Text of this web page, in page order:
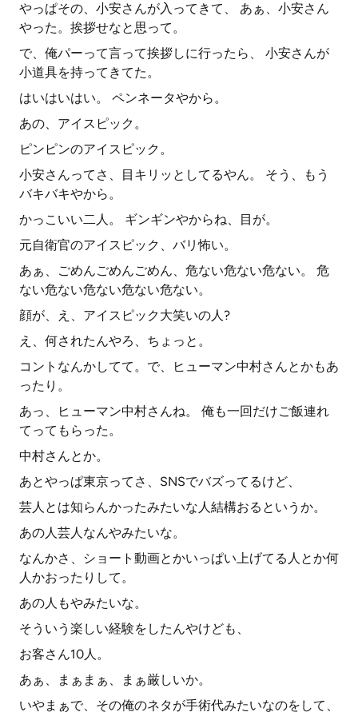
やっぱその、小安さんが入ってきて、 あぁ、小安さん
やった。挨拶せなと思って。
で、俺パーって言って挨拶しに行ったら、 小安さんが
小道具を持ってきてた。
はいはいはい。 ペンネータやから。
あの、アイスピック。
ピンピンのアイスピック。
小安さんってさ、目キリッとしてるやん。 そう、もう
バキバキやから。
かっこいい二人。 ギンギンやからね、目が。
元自衛官のアイスピック、バリ怖い。
あぁ、ごめんごめんごめん、危ない危ない危ない。 危
ない危ない危ない危ない危ない。
顔が、え、アイスピック大笑いの人?
え、何されたんやろ、ちょっと。
コントなんかしてて。で、ヒューマン中村さんとかもあ
ったり。
あっ、ヒューマン中村さんね。 俺も一回だけご飯連れ
てってもらった。
中村さんとか。
あとやっぱ東京ってさ、SNSでバズってるけど、
芸人とは知らんかったみたいな人結構おるというか。
あの人芸人なんやみたいな。
なんかさ、ショート動画とかいっぱい上げてる人とか何
人かおったりして。
あの人もやみたいな。
そういう楽しい経験をしたんやけども、
お客さん10人。
あぁ、まぁまぁ、まぁ厳しいか。
いやまぁで、その俺のネタが手術代みたいなのをして、